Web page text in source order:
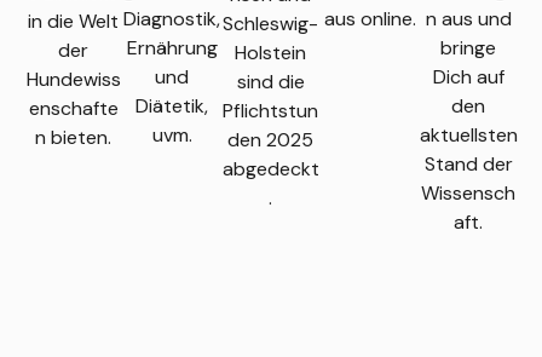
in die Welt
der
Hundewiss
enschafte
n bieten.
Diagnostik,
Ernährung
und
Diätetik,
uvm.
Schleswig-
Holstein
sind die
Pflichtstun
den 2025
abgedeckt
.
aus online. n aus und
bringe
Dich auf
den
aktuellsten
Stand der
Wissensch
aft.